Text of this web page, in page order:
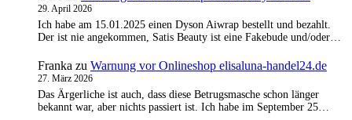
29. April 2026
Ich habe am 15.01.2025 einen Dyson Aiwrap bestellt und bezahlt.
Der ist nie angekommen, Satis Beauty ist eine Fakebude und/oder…
Franka zu Warnung vor Onlineshop elisaluna-handel24.de
27. März 2026
Das Ärgerliche ist auch, dass diese Betrugsmasche schon länger
bekannt war, aber nichts passiert ist. Ich habe im September 25…